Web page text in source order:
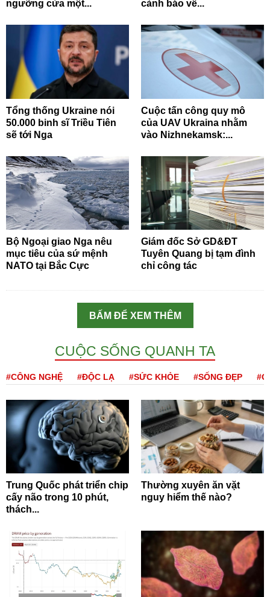
ngưỡng cửa một...
cảnh báo về...
Tổng thống Ukraine nói
50.000 binh sĩ Triều Tiên
sẽ tới Nga
Cuộc tấn công quy mô
của UAV Ukraina nhằm
vào Nizhnekamsk:...
Bộ Ngoại giao Nga nêu
mục tiêu của sứ mệnh
NATO tại Bắc Cực
Giám đốc Sở GD&ĐT
Tuyên Quang bị tạm đình
chỉ công tác
BẤM ĐỂ XEM THÊM
CUỘC SỐNG QUANH TA
#CÔNG NGHỆ #ĐỘC LẠ #SỨC KHỎE #SỐNG ĐẸP
Trung Quốc phát triển chip
cấy não trong 10 phút,
thách...
Thường xuyên ăn vặt
nguy hiểm thế nào?